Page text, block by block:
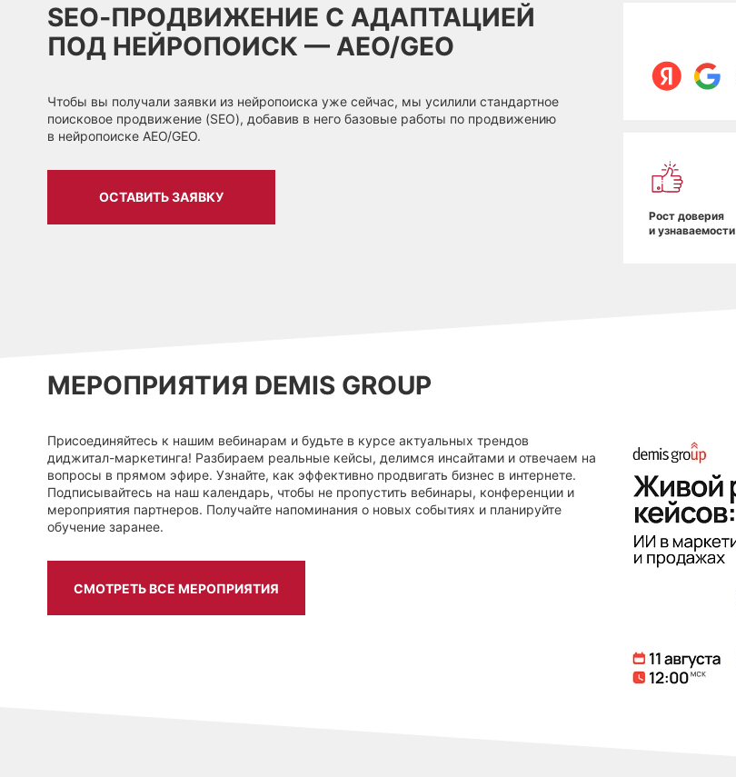
SEO‑ПРОДВИЖЕНИЕ С АДАПТАЦИЕЙ
ПОД НЕЙРОПОИСК — AEO/GEO
Чтобы вы получали заявки из нейропоиска уже сейчас, мы усилили стандартное
поисковое продвижение (SEO), добавив в него базовые работы по продвижению
в нейропоиске AEO/GEO.
ОСТАВИТЬ ЗАЯВКУ
Рост доверия
и узнаваемости
МЕРОПРИЯТИЯ DEMIS GROUP
Присоединяйтесь к нашим вебинарам и будьте в курсе актуальных трендов
диджитал-маркетинга! Разбираем реальные кейсы, делимся инсайтами и отвечаем на
вопросы в прямом эфире. Узнайте, как эффективно продвигать бизнес в интернете.
Подписывайтесь на наш календарь, чтобы не пропустить вебинары, конференции и
мероприятия партнеров. Получайте напоминания о новых событиях и планируйте
обучение заранее.
СМОТРЕТЬ ВСЕ МЕРОПРИЯТИЯ